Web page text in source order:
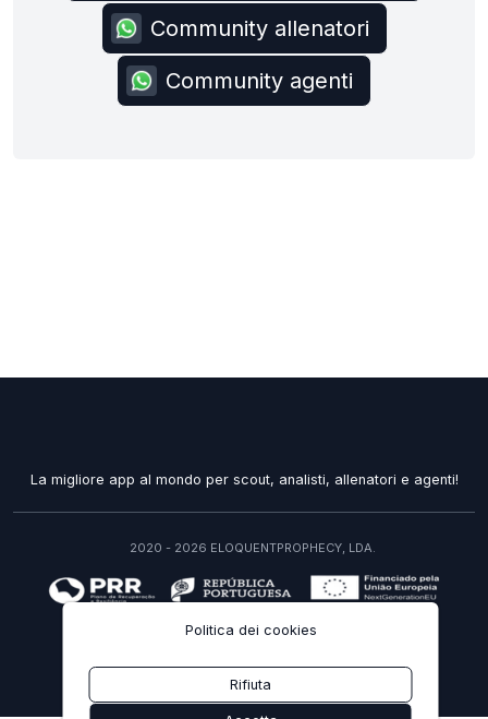
Community allenatori
Community agenti
Politica dei cookies
Rifiuta
La migliore app al mondo per scout, analisti, allenatori e agenti!
2020 - 2026 ELOQUENTPROPHECY, LDA.
IT